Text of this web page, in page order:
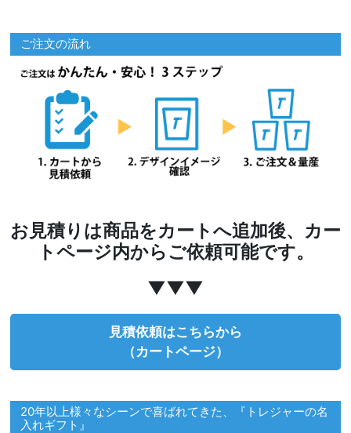
ご注文の流れ
お見積りは商品をカートへ追加後、カー
トページ内からご依頼可能です。
▼▼▼
見積依頼はこちらから
（カートページ）
20年以上様々なシーンで喜ばれてきた、『トレジャーの名
入れギフト』